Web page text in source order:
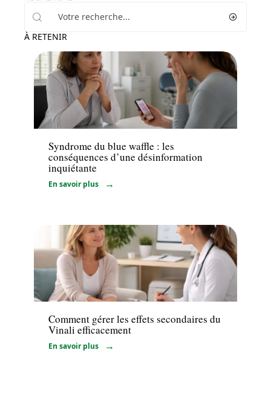
À RETENIR
Maladie
Syndrome du blue waffle : les
conséquences d’une désinformation
inquiétante
En savoir plus
Maladie
Comment gérer les effets secondaires du
Vinali efficacement
En savoir plus